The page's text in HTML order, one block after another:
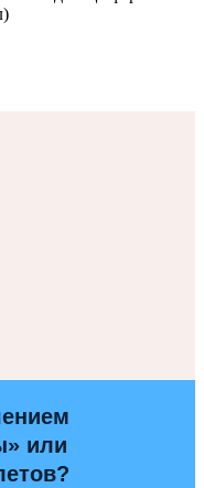
или